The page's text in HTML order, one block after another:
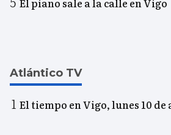
El piano sale a la calle en Vigo
Atlántico TV
El tiempo en Vigo, lunes 10 de